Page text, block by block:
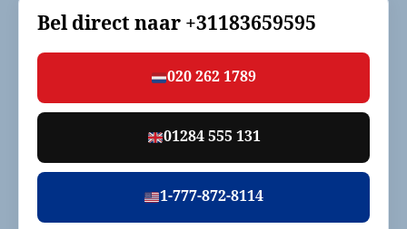
Bel direct naar +31183659595
020 262 1789
01284 555 131
1-777-872-8114